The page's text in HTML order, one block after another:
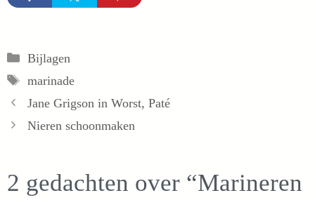
Categorieën
Bijlagen
Tags
marinade
Jane Grigson in Worst, Paté
Nieren schoonmaken
2 gedachten over “Marineren